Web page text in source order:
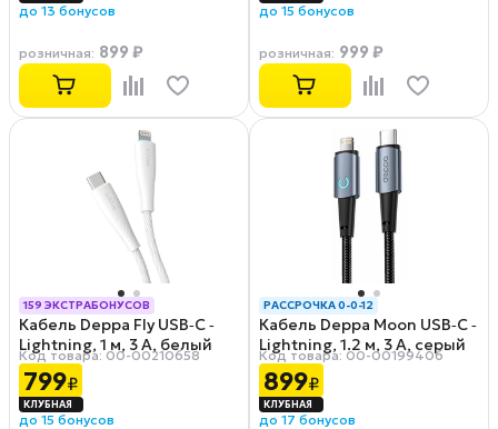
до 13 бонусов
розничная: 899 ₽
до 15 бонусов
розничная: 999 ₽
159 ЭКСТРАБОНУСОВ
РАССРОЧКА 0-0-12
Кабель Deppa Fly USB‑C ‑
Lightning, 1 м, 3 A, белый
(72533)
Код товара: 00-00210658
799₽
до 15 бонусов
РАССРОЧКА 0-0-12
Кабель Deppa Moon USB‑C ‑
Lightning, 1.2 м, 3 А, серый
(72522)
Код товара: 00-00199406
899₽
до 17 бонусов